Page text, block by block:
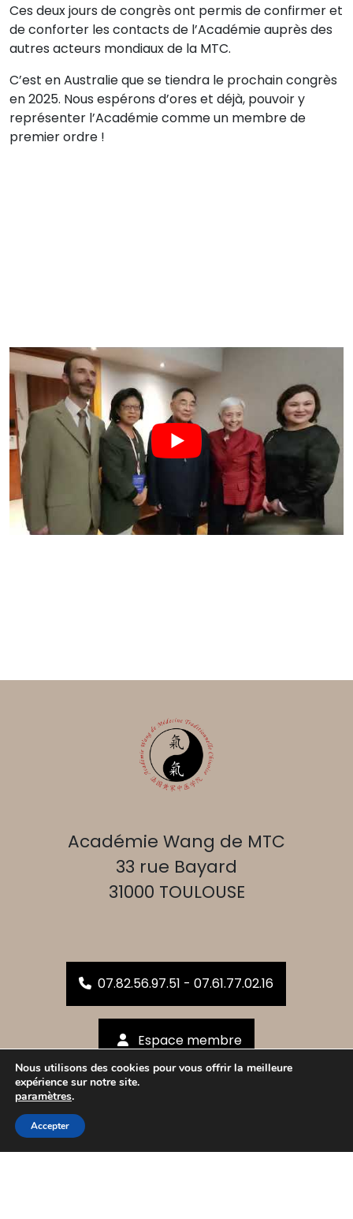
Ces deux jours de congrès ont permis de confirmer et
de conforter les contacts de l’Académie auprès des
autres acteurs mondiaux de la MTC.
C’est en Australie que se tiendra le prochain congrès
en 2025. Nous espérons d’ores et déjà, pouvoir y
représenter l’Académie comme un membre de
premier ordre !
Académie Wang de MTC
33 rue Bayard
31000 TOULOUSE
07.82.56.97.51 - 07.61.77.02.16
Espace membre
Nous utilisons des cookies pour vous offrir la meilleure
expérience sur notre site.
paramètres.
Accepter